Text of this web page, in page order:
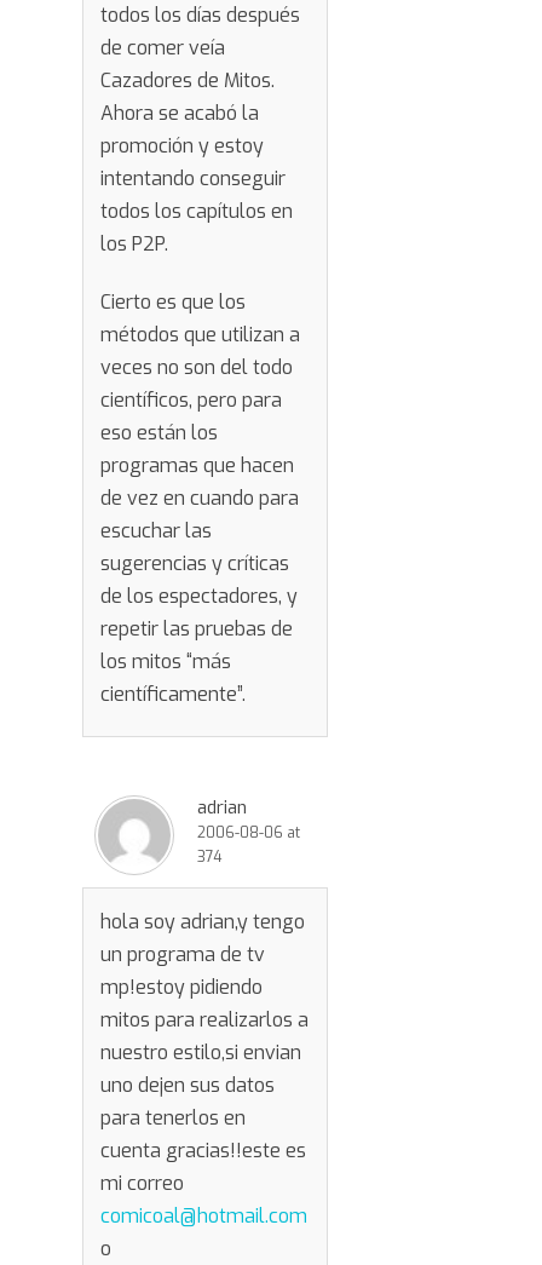
todos los días después
de comer veía
Cazadores de Mitos.
Ahora se acabó la
promoción y estoy
intentando conseguir
todos los capítulos en
los P2P.
Cierto es que los
métodos que utilizan a
veces no son del todo
científicos, pero para
eso están los
programas que hacen
de vez en cuando para
escuchar las
sugerencias y críticas
de los espectadores, y
repetir las pruebas de
los mitos “más
científicamente”.
adrian
2006-08-06 at
374
hola soy adrian,y tengo
un programa de tv
mp!estoy pidiendo
mitos para realizarlos a
nuestro estilo,si envian
uno dejen sus datos
para tenerlos en
cuenta gracias!!este es
mi correo
comicoal@hotmail.com
o